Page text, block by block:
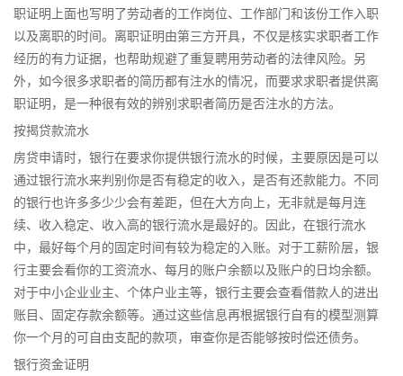
职证明上面也写明了劳动者的工作岗位、工作部门和该份工作入职
以及离职的时间。离职证明由第三方开具，不仅是核实求职者工作
经历的有力证据，也帮助规避了重复聘用劳动者的法律风险。另
外，如今很多求职者的简历都有注水的情况，而要求求职者提供离
职证明，是一种很有效的辨别求职者简历是否注水的方法。
按揭贷款流水
房贷申请时，银行在要求你提供银行流水的时候，主要原因是可以
通过银行流水来判别你是否有稳定的收入，是否有还款能力。不同
的银行也许多多少少会有差距，但在大方向上，无非就是每月连
续、收入稳定、收入高的银行流水是最好的。因此，在银行流水
中，最好每个月的固定时间有较为稳定的入账。对于工薪阶层，银
行主要会看你的工资流水、每月的账户余额以及账户的日均余额。
对于中小企业业主、个体户业主等，银行主要会查看借款人的进出
账目、固定存款余额等。通过这些信息再根据银行自有的模型测算
你一个月的可自由支配的款项，审查你是否能够按时偿还债务。
银行资金证明